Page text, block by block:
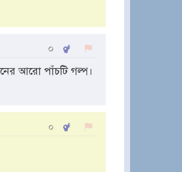
০
আরো পাঁচটি গল্প।
০